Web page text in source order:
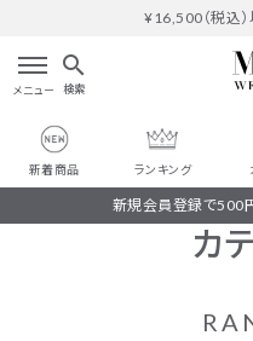
¥16,500（税込
メニュー
search
検索
新着商品 ランキング
新規会員登録で500
カ